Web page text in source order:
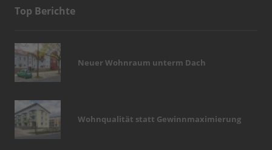
Top Berichte
Neuer Wohnraum unterm Dach
Wohnqualität statt Gewinnmaximierung